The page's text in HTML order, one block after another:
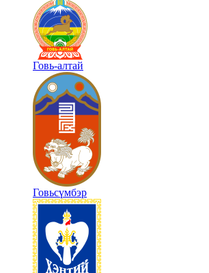
Говь-алтай
Говьсүмбэр